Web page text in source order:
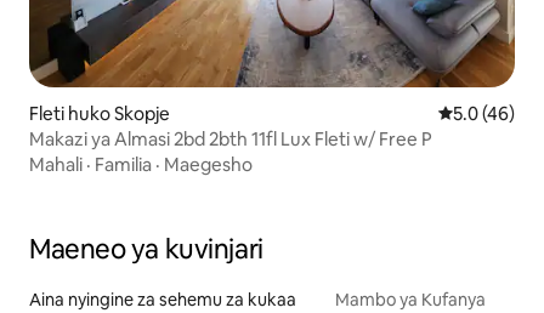
Fleti huko Skopje Ukadiriaji
5.0 (46)
Makazi ya Almasi 2bd 2bth 11fl Lux Fleti w/ Free P
Mahali · Familia · Maegesho
Maeneo ya kuvinjari
Aina nyingine za sehemu za kukaa Mambo ya Kufanya